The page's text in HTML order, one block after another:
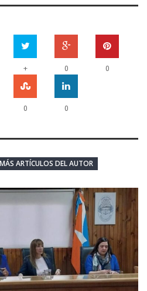
+ 0 0
0 0
MÁS ARTÍCULOS DEL AUTOR